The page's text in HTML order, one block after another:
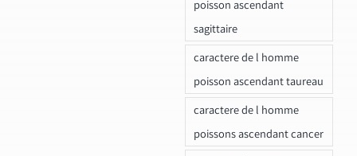
poisson ascendant
sagittaire
caractere de l homme
poisson ascendant taureau
caractere de l homme
poissons ascendant cancer